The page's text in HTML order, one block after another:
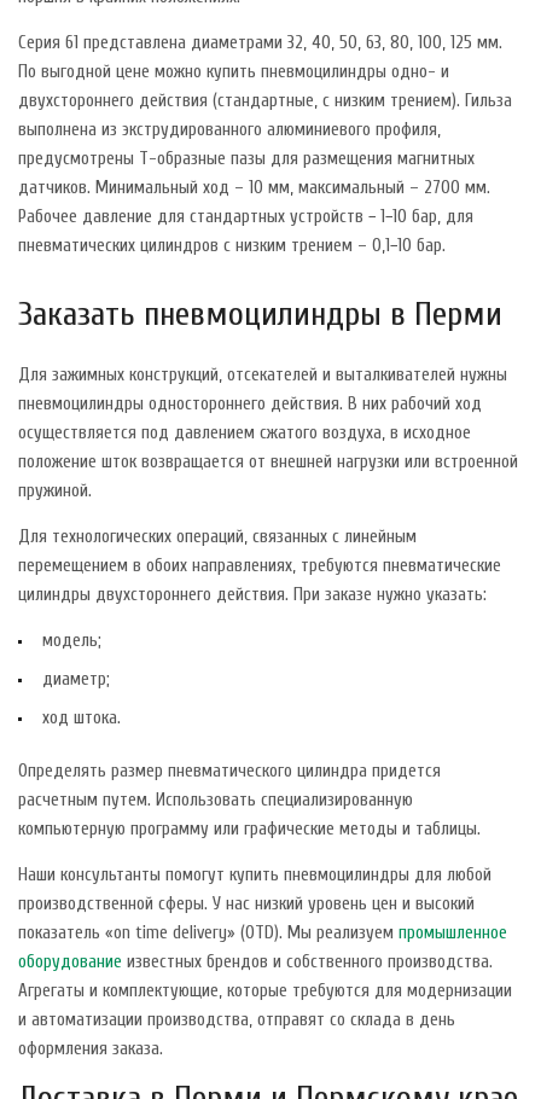
Серия 61 представлена диаметрами 32, 40, 50, 63, 80, 100, 125 мм.
По выгодной цене можно купить пневмоцилиндры одно- и
двухстороннего действия (стандартные, с низким трением). Гильза
выполнена из экструдированного алюминиевого профиля,
предусмотрены Т-образные пазы для размещения магнитных
датчиков. Минимальный ход – 10 мм, максимальный – 2700 мм.
Рабочее давление для стандартных устройств − 1−10 бар, для
пневматических цилиндров с низким трением – 0,1−10 бар.
Заказать пневмоцилиндры в Перми
Для зажимных конструкций, отсекателей и выталкивателей нужны
пневмоцилиндры одностороннего действия. В них рабочий ход
осуществляется под давлением сжатого воздуха, в исходное
положение шток возвращается от внешней нагрузки или встроенной
пружиной.
Для технологических операций, связанных с линейным
перемещением в обоих направлениях, требуются пневматические
цилиндры двухстороннего действия. При заказе нужно указать:
модель;
диаметр;
ход штока.
Определять размер пневматического цилиндра придется
расчетным путем. Использовать специализированную
компьютерную программу или графические методы и таблицы.
Наши консультанты помогут купить пневмоцилиндры для любой
производственной сферы. У нас низкий уровень цен и высокий
показатель «on time delivery» (OTD). Мы реализуем промышленное
оборудование известных брендов и собственного производства.
Агрегаты и комплектующие, которые требуются для модернизации
и автоматизации производства, отправят со склада в день
оформления заказа.